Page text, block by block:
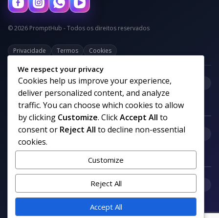
© 2026 PromptHub - Todos os direitos reservados
Privacidade Termos Cookies
Categorias
Links uteis
We respect your privacy
Cookies help us improve your experience,
deliver personalized content, and analyze
traffic. You can choose which cookies to allow
by clicking Customize. ClickAccept All to
consent or Reject All to decline non-essential
cookies.
Customize
Reject All
Accept All